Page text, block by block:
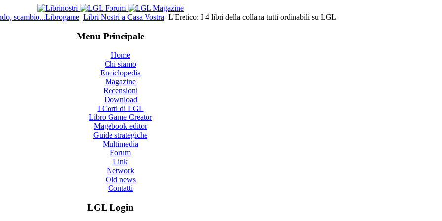
scambio...Librogame Libri Nostri a Casa Vostra L'Eretico: I 4 libri della collana tutti ordinabili su LGL
Menu Principale
Home
Chi siamo
Enciclopedia
Magazine
Recensioni
Download
I Corti di LGL
Libro Game Creator
Magebook editor
Guide strategiche
Multimedia
Forum
Link
Network
Old news
Contatti
LGL Login